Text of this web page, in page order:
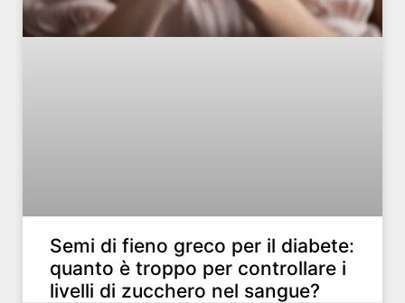
Semi di fieno greco per il diabete:
quanto è troppo per controllare i
livelli di zucchero nel sangue?